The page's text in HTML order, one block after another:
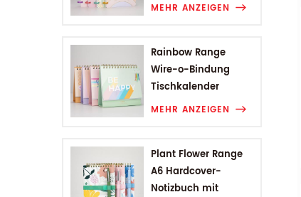
MEHR ANZEIGEN
Rainbow Range
Wire-o-Bindung
Tischkalender
MEHR ANZEIGEN
Plant Flower Range
A6 Hardcover-
Notizbuch mit